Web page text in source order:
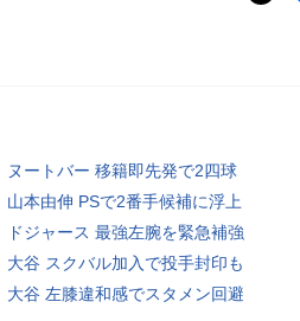
ヌートバー 移籍即先発で2四球
山本由伸 PSで2番手候補に浮上
ドジャース 最強左腕を緊急補強
大谷 スクバル加入で投手封印も
大谷 左膝違和感でスタメン回避